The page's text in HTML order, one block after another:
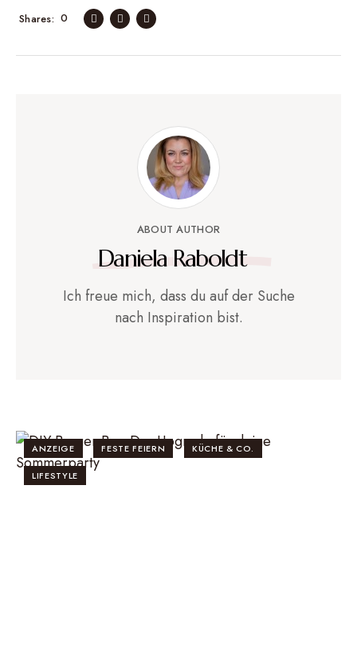
0
Shares
ABOUT AUTHOR
Daniela Raboldt
Ich freue mich, dass du auf der Suche
nach Inspiration bist.
ANZEIGE FESTE FEIERN KÜCHE & CO.
LIFESTYLE